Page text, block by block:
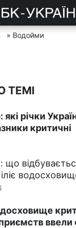
» Водойми
ТЕМІ
річки
критичні
що